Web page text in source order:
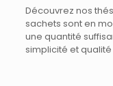
Découvrez nos
sachets sont en
une quantité
simplicité et